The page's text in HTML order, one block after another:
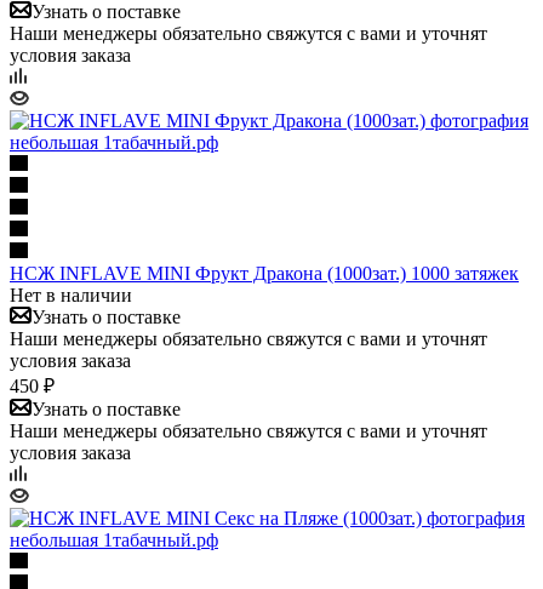
Узнать о поставке
Наши менеджеры обязательно свяжутся с вами и уточнят
условия заказа
НСЖ INFLAVE MINI Фрукт Дракона (1000зат.) 1000 затяжек
Нет в наличии
Узнать о поставке
Наши менеджеры обязательно свяжутся с вами и уточнят
условия заказа
450 ₽
Узнать о поставке
Наши менеджеры обязательно свяжутся с вами и уточнят
условия заказа